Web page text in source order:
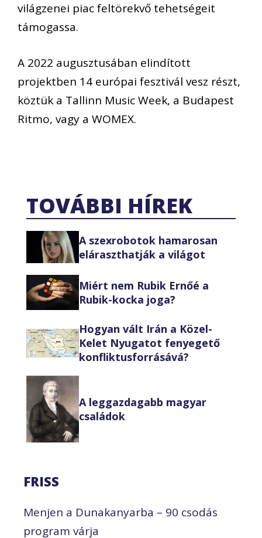
világzenei piac feltörekvő tehetségeit
támogassa.
A 2022 augusztusában elindított
projektben 14 európai fesztivál vesz részt,
köztük a Tallinn Music Week, a Budapest
Ritmo, vagy a WOMEX.
TOVÁBBI HÍREK
A szexrobotok hamarosan
eláraszthatják a világot
Miért nem Rubik Ernőé a
Rubik-kocka joga?
Hogyan vált Irán a Közel-
Kelet Nyugatot fenyegető
konfliktusforrásává?
A leggazdagabb magyar
családok
FRISS
Menjen a Dunakanyarba – 90 csodás
program várja